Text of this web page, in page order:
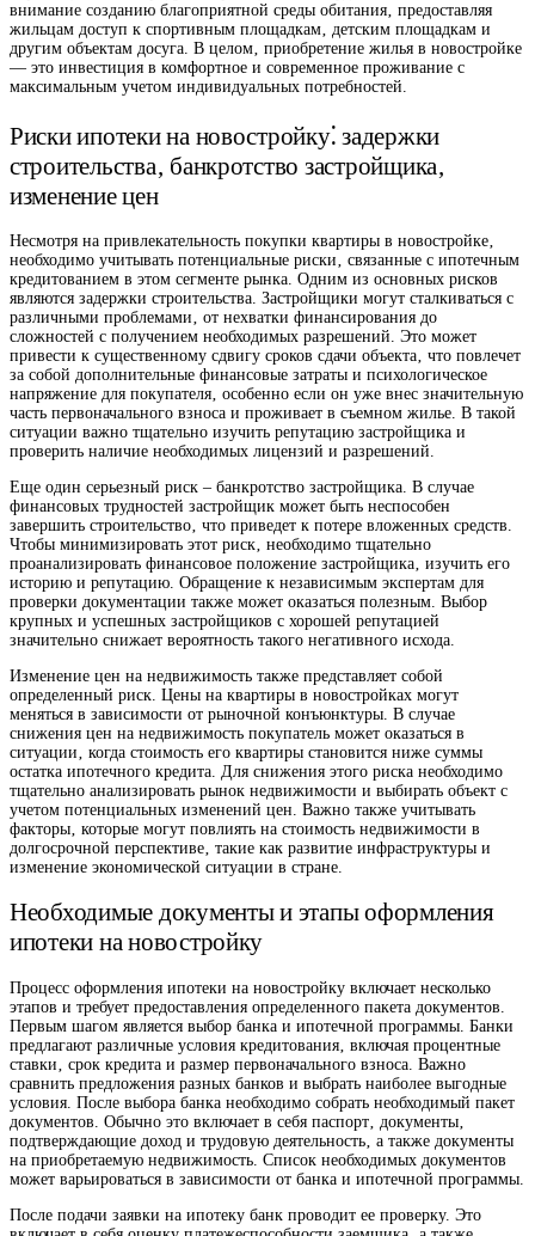
внимание созданию благоприятной среды обитания‚ предоставляя
жильцам доступ к спортивным площадкам‚ детским площадкам и
другим объектам досуга. В целом‚ приобретение жилья в новостройке
— это инвестиция в комфортное и современное проживание с
максимальным учетом индивидуальных потребностей.
Риски ипотеки на новостройку⁚ задержки
строительства‚ банкротство застройщика‚
изменение цен
Несмотря на привлекательность покупки квартиры в новостройке‚
необходимо учитывать потенциальные риски‚ связанные с ипотечным
кредитованием в этом сегменте рынка. Одним из основных рисков
являются задержки строительства. Застройщики могут сталкиваться с
различными проблемами‚ от нехватки финансирования до
сложностей с получением необходимых разрешений. Это может
привести к существенному сдвигу сроков сдачи объекта‚ что повлечет
за собой дополнительные финансовые затраты и психологическое
напряжение для покупателя‚ особенно если он уже внес значительную
часть первоначального взноса и проживает в съемном жилье. В такой
ситуации важно тщательно изучить репутацию застройщика и
проверить наличие необходимых лицензий и разрешений.
Еще один серьезный риск – банкротство застройщика. В случае
финансовых трудностей застройщик может быть неспособен
завершить строительство‚ что приведет к потере вложенных средств.
Чтобы минимизировать этот риск‚ необходимо тщательно
проанализировать финансовое положение застройщика‚ изучить его
историю и репутацию. Обращение к независимым экспертам для
проверки документации также может оказаться полезным. Выбор
крупных и успешных застройщиков с хорошей репутацией
значительно снижает вероятность такого негативного исхода.
Изменение цен на недвижимость также представляет собой
определенный риск. Цены на квартиры в новостройках могут
меняться в зависимости от рыночной конъюнктуры. В случае
снижения цен на недвижимость покупатель может оказаться в
ситуации‚ когда стоимость его квартиры становится ниже суммы
остатка ипотечного кредита. Для снижения этого риска необходимо
тщательно анализировать рынок недвижимости и выбирать объект с
учетом потенциальных изменений цен. Важно также учитывать
факторы‚ которые могут повлиять на стоимость недвижимости в
долгосрочной перспективе‚ такие как развитие инфраструктуры и
изменение экономической ситуации в стране.
Необходимые документы и этапы оформления
ипотеки на новостройку
Процесс оформления ипотеки на новостройку включает несколько
этапов и требует предоставления определенного пакета документов.
Первым шагом является выбор банка и ипотечной программы. Банки
предлагают различные условия кредитования‚ включая процентные
ставки‚ срок кредита и размер первоначального взноса. Важно
сравнить предложения разных банков и выбрать наиболее выгодные
условия. После выбора банка необходимо собрать необходимый пакет
документов. Обычно это включает в себя паспорт‚ документы‚
подтверждающие доход и трудовую деятельность‚ а также документы
на приобретаемую недвижимость. Список необходимых документов
может варьироваться в зависимости от банка и ипотечной программы.
После подачи заявки на ипотеку банк проводит ее проверку. Это